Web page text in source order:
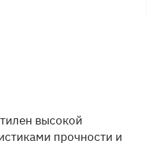
высокой
прочности и